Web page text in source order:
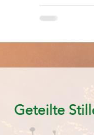
Geteilte